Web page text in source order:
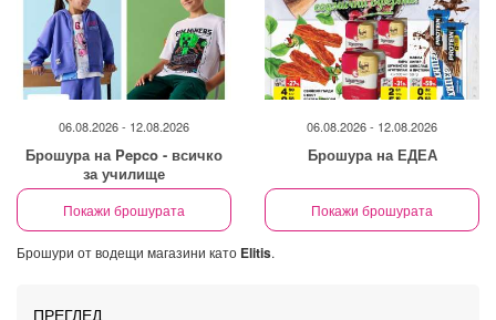
06.08.2026 - 12.08.2026
Брошура на Pepco - всичко
за училище
Покажи брошурата
06.08.2026 - 12.08.2026
Брошура на ЕДЕА
Покажи брошурата
Брошури от водещи магазини като Elitis.
ПРЕГЛЕД